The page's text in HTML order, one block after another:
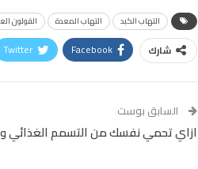
التهاب الكبد التهاب المعدة القولون
شارك Facebook
Twitter
السابق بوست
ازاي تحمي نفسك من التسمم الغذائي